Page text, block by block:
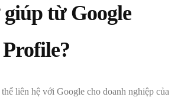
từ Google
Profile?
liên hệ với Google cho doanh nghiệp của